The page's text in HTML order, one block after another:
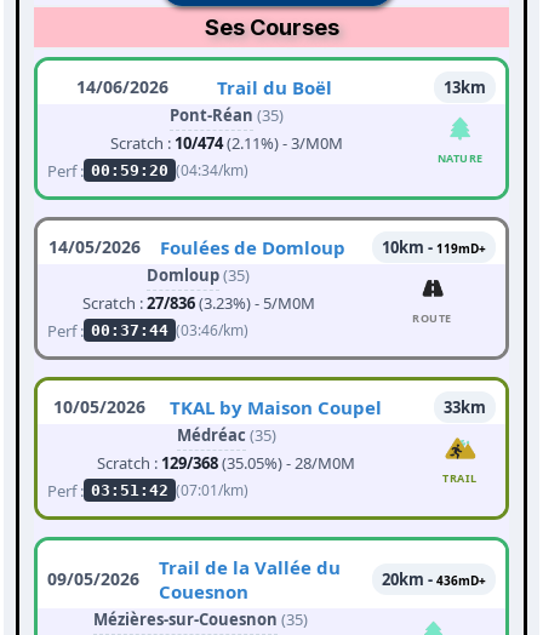
Ses Courses
14/06/2026 Trail du Boël
13km
Pont-Réan (35)
Scratch : 10/474(2.11%) - 3/M0M
Perf : 00:59:20 (04:34/km)
NATURE
14/05/2026 Foulées de Domloup 10km - 119mD+
Domloup(35)
Scratch :27/836(3.23%) - 5/M0M
Perf : 00:37:44 (03:46/km)
ROUTE
10/05/2026 TKAL by Maison Coupel
33km
Médréac (35)
Scratch : 129/368(35.05%) - 28/M0M
Perf : 03:51:42 (07:01/km)
TRAIL
09/05/2026
Trail de la Vallée du
Couesnon
20km - 436mD+
Mézières-sur-Couesnon (35)